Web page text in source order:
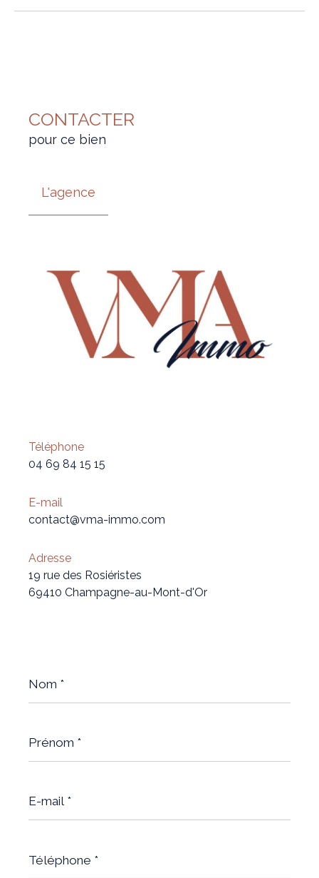
CONTACTER
pour ce bien
L'agence
Téléphone
04 69 84 15 15
E-mail
contact@vma-immo.com
Adresse
19 rue des Rosiéristes
69410 Champagne-au-Mont-d'Or
*
*
mail
*
*